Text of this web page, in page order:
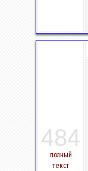
484
полный
текст